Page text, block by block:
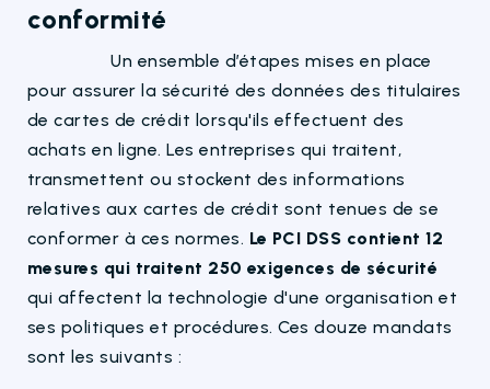
conformité
Un ensemble d’étapes mises en place
pour assurer la sécurité des données des titulaires
de cartes de crédit lorsqu'ils effectuent des
achats en ligne. Les entreprises qui traitent,
transmettent ou stockent des informations
relatives aux cartes de crédit sont tenues de se
conformer à ces normes. Le PCI DSS contient 12
mesures qui traitent 250 exigences de sécurité
qui affectent la technologie d'une organisation et
ses politiques et procédures. Ces douze mandats
sont les suivants :